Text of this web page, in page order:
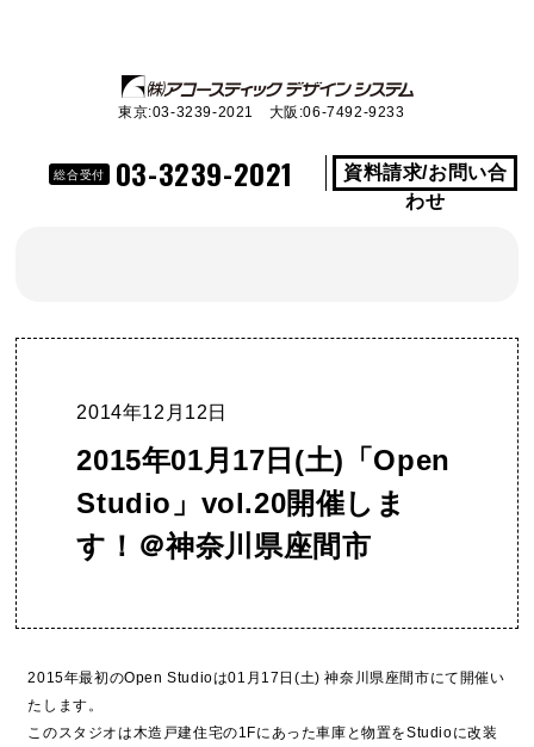
東京:03-3239-2021 大阪:06-7492-9233
総合受付 03-3239-2021
資料請求/お問い合
わせ
2014年12月12日
2015年01月17日(土)「Open
Studio」vol.20開催しま
す！＠神奈川県座間市
2015年最初のOpen Studioは01月17日(土) 神奈川県座間市にて開催い
たします。
このスタジオは木造戸建住宅の1Fにあった車庫と物置をStudioに改装